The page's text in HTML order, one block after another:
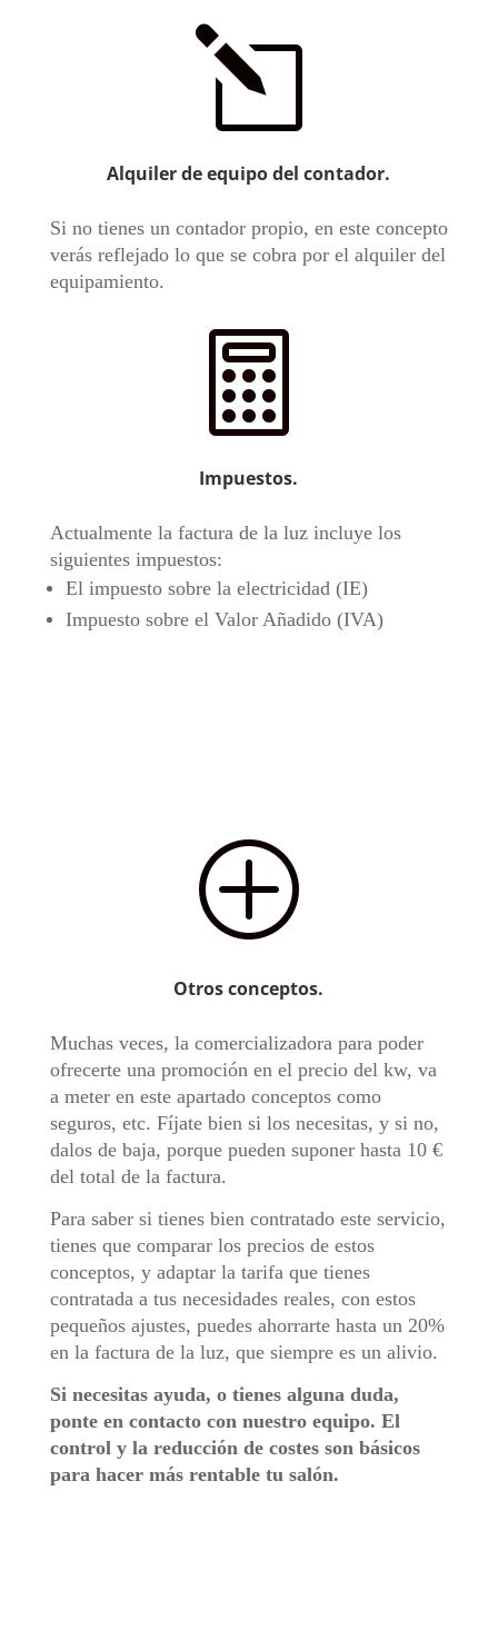
l
Alquiler de equipo del contador.
Si no tienes un contador propio, en este concepto
verás reflejado lo que se cobra por el alquiler del
equipamiento.

Impuestos.
Actualmente la factura de la luz incluye los
siguientes impuestos:
El impuesto sobre la electricidad (IE)
Impuesto sobre el Valor Añadido (IVA)
P
Otros conceptos.
Muchas veces, la comercializadora para poder
ofrecerte una promoción en el precio del kw, va
a meter en este apartado conceptos como
seguros, etc. Fíjate bien si los necesitas, y si no,
dalos de baja, porque pueden suponer hasta 10 €
del total de la factura.
Para saber si tienes bien contratado este servicio,
tienes que comparar los precios de estos
conceptos, y adaptar la tarifa que tienes
contratada a tus necesidades reales, con estos
pequeños ajustes, puedes ahorrarte hasta un 20%
en la factura de la luz, que siempre es un alivio.
Si necesitas ayuda, o tienes alguna duda,
ponte en contacto con nuestro equipo. El
control y la reducción de costes son básicos
para hacer más rentable tu salón.